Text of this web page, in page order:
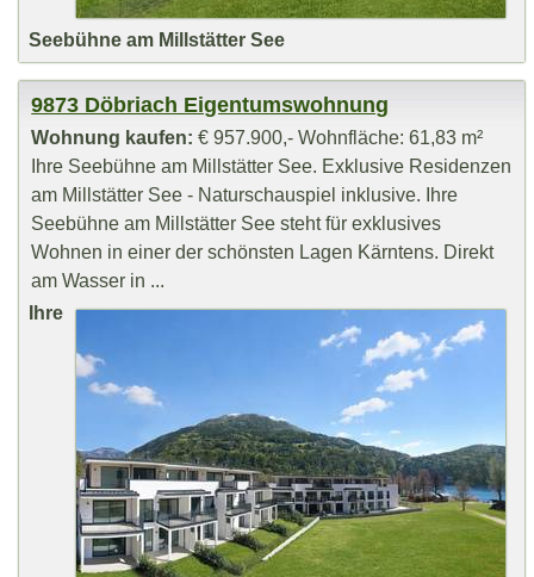
Seebühne am Millstätter See
9873 Döbriach Eigentumswohnung
Wohnung kaufen: € 957.900,- Wohnfläche: 61,83 m²
Ihre Seebühne am Millstätter See. Exklusive Residenzen
am Millstätter See - Naturschauspiel inklusive. Ihre
Seebühne am Millstätter See steht für exklusives
Wohnen in einer der schönsten Lagen Kärntens. Direkt
am Wasser in ...
Ihre